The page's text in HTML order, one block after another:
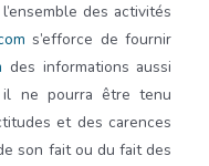
des activités
s’efforce de fournir
des informations aussi
il ne pourra être tenu
et des carences
son fait ou du fait des